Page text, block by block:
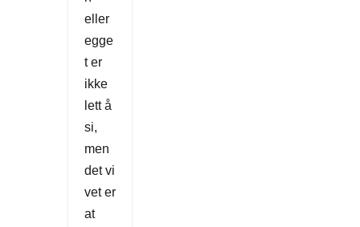
eller
egge
t er
ikke
lett å
si,
men
det vi
vet er
at